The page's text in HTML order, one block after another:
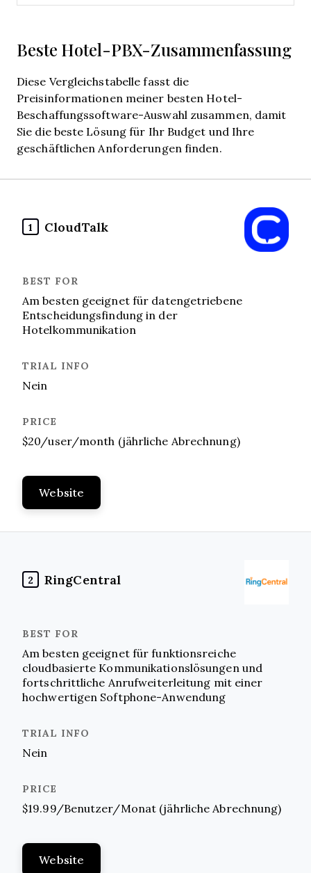
Beste Hotel-PBX-Zusammenfassung
Diese Vergleichstabelle fasst die
Preisinformationen meiner besten Hotel-
Beschaffungssoftware-Auswahl zusammen, damit
Sie die beste Lösung für Ihr Budget und Ihre
geschäftlichen Anforderungen finden.
1 CloudTalk
Am besten geeignet für datengetriebene
Entscheidungsfindung in der
Hotelkommunikation
Nein
$20/user/month (jährliche Abrechnung)
Website
2 RingCentral
Am besten geeignet für funktionsreiche
cloudbasierte Kommunikationslösungen und
fortschrittliche Anrufweiterleitung mit einer
hochwertigen Softphone-Anwendung
Nein
$19.99/Benutzer/Monat (jährliche Abrechnung)
Website